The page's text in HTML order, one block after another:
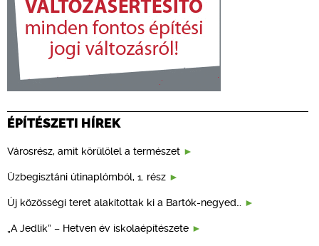
ÉPÍTÉSZETI HÍREK
Városrész, amit körülölel a természet
Üzbegisztáni útinaplómból, 1. rész
Új közösségi teret alakítottak ki a Bartók-negyed…
„A Jedlik” – Hetven év iskolaépítészete